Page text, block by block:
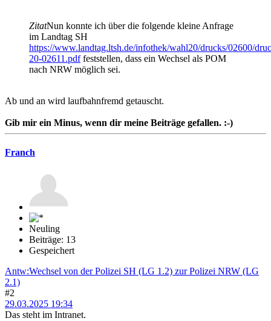
ZitatNun konnte ich über die folgende kleine Anfrage
im Landtag SH
https://www.landtag.ltsh.de/infothek/wahl20/drucks/02600/
20-02611.pdffeststellen, dass ein Wechsel als POM
nach NRW möglich sei.
Ab und an wird laufbahnfremd getauscht.
Gib mir ein Minus, wenn dir meine Beiträge gefallen. :-)
Franch
Neuling
Beiträge: 13
Gespeichert
Antw:Wechsel von der Polizei SH (LG 1.2) zur Polizei NRW (LG
2.1)
#2
29.03.2025 19:34
Das steht im Intranet.